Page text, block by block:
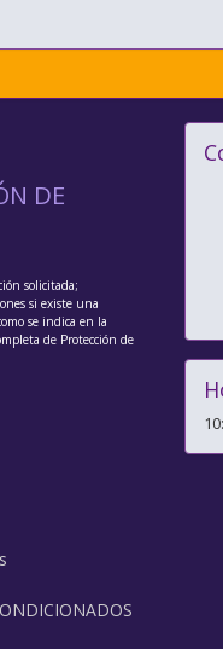
DE
solicitada;
si existe una
se indica en la
de Protección de